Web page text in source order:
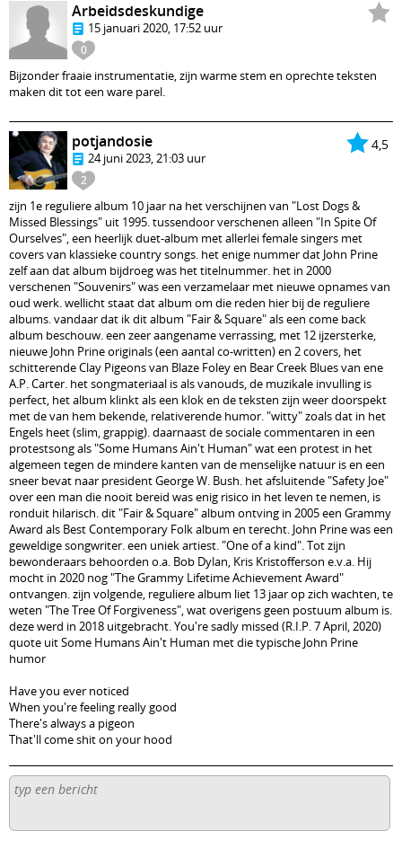
0
Arbeidsdeskundige
15 januari 2020, 17:52 uur
Bijzonder fraaie instrumentatie, zijn warme stem en oprechte teksten
maken dit tot een ware parel.
4,5
2
potjandosie
24 juni 2023, 21:03 uur
zijn 1e reguliere album 10 jaar na het verschijnen van "Lost Dogs &
Missed Blessings" uit 1995. tussendoor verschenen alleen "In Spite Of
Ourselves", een heerlijk duet-album met allerlei female singers met
covers van klassieke country songs. het enige nummer dat John Prine
zelf aan dat album bijdroeg was het titelnummer. het in 2000
verschenen "Souvenirs" was een verzamelaar met nieuwe opnames van
oud werk. wellicht staat dat album om die reden hier bij de reguliere
albums. vandaar dat ik dit album "Fair & Square" als een come back
album beschouw. een zeer aangename verrassing, met 12 ijzersterke,
nieuwe John Prine originals (een aantal co-written) en 2 covers, het
schitterende Clay Pigeons van Blaze Foley en Bear Creek Blues van ene
A.P. Carter. het songmateriaal is als vanouds, de muzikale invulling is
perfect, het album klinkt als een klok en de teksten zijn weer doorspekt
met de van hem bekende, relativerende humor. "witty" zoals dat in het
Engels heet (slim, grappig). daarnaast de sociale commentaren in een
protestsong als "Some Humans Ain't Human" wat een protest in het
algemeen tegen de mindere kanten van de menselijke natuur is en een
sneer bevat naar president George W. Bush. het afsluitende "Safety Joe"
over een man die nooit bereid was enig risico in het leven te nemen, is
ronduit hilarisch. dit "Fair & Square" album ontving in 2005 een Grammy
Award als Best Contemporary Folk album en terecht. John Prine was een
geweldige songwriter. een uniek artiest. "One of a kind". Tot zijn
bewonderaars behoorden o.a. Bob Dylan, Kris Kristofferson e.v.a. Hij
mocht in 2020 nog "The Grammy Lifetime Achievement Award"
ontvangen. zijn volgende, reguliere album liet 13 jaar op zich wachten, te
weten "The Tree Of Forgiveness", wat overigens geen postuum album is.
deze werd in 2018 uitgebracht. You're sadly missed (R.I.P. 7 April, 2020)
quote uit Some Humans Ain't Human met die typische John Prine
humor
Have you ever noticed
When you're feeling really good
There's always a pigeon
That'll come shit on your hood